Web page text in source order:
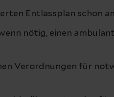
Entlassplan schon
nötig, einen
Verordnungen für